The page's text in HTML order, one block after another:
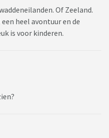
Of Zeeland.
heel avontuur en de
is voor kinderen.